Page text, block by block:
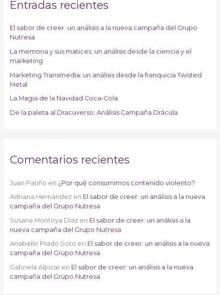
a
p
o
r
:
Entradas recientes
El sabor de creer: un análisis a la nueva campaña del Grupo
Nutresa
La memoria y sus matices: un análisis desde la ciencia y el
marketing
Marketing Transmedia: un análisis desde la franquicia Twisted
Metal
La Magia de la Navidad Coca-Cola
De la paleta al Dracuverso: Análisis Campaña Drácula
Comentarios recientes
Juan Patiño en ¿Por qué consumimos contenido violento?
Adriana Hernándezen El sabor de creer: un análisis a la nueva
campaña del Grupo Nutresa
Susana Montoya Díazen El sabor de creer: un análisis a la
nueva campaña del Grupo Nutresa
Anabelle Prado Soto en El sabor de creer: un análisis a la nueva
campaña del Grupo Nutresa
Gabriela Alpizaren El sabor de creer: un análisis a la nueva
campaña del Grupo Nutresa